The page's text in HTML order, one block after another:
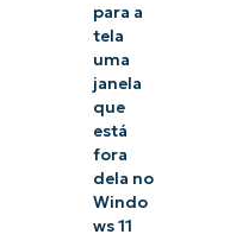
para a
tela
uma
janela
que
está
fora
dela no
Windo
ws 11